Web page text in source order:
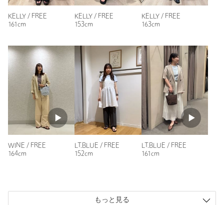
普段の着用サイズ：M
2人が参考になったと回答
ニックネーム： ふふ
投稿日： 2026年6月14日
購入サイズ：FREE
｜
購入カラー：LT.BLUE
購入商品のサイズ感： ちょうどよい
KELLY / FREE
161cm
KELLY / FREE
153cm
KELLY / FREE
163cm
WINE / FREE
164cm
LT.BLUE / FREE
152cm
LT.BLUE / FREE
161cm
もっと見る